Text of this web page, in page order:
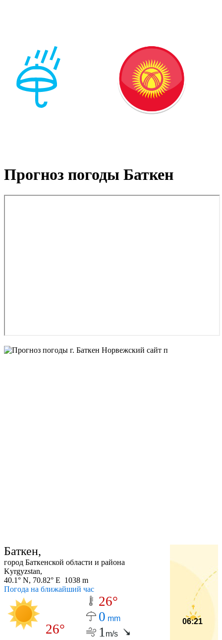
Прогноз погоды Баткен
Баткен,
город Баткенской области и района
Kyrgyzstan,
40.1° N, 70.82° E 1038 m
Погода на ближайший час
26°
26°
0 mm
1 m/s
06:21